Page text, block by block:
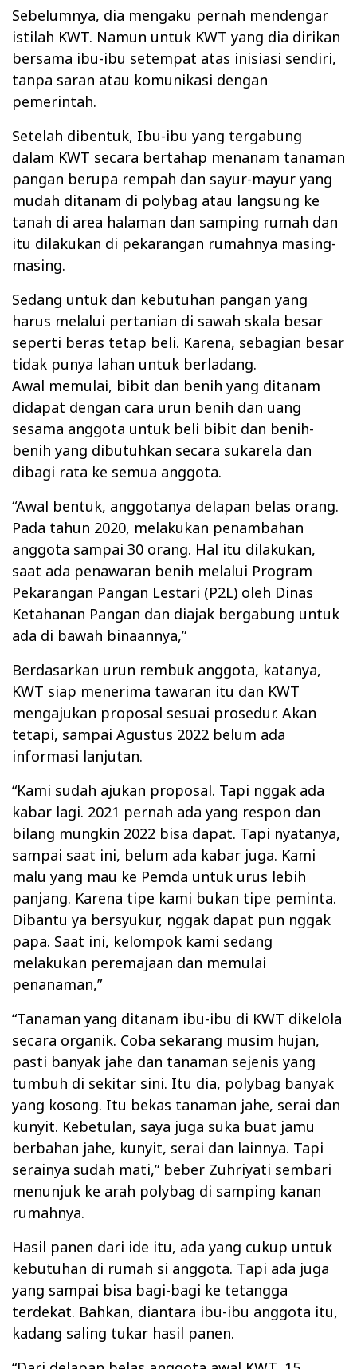
Sebelumnya, dia mengaku pernah mendengar
istilah KWT. Namun untuk KWT yang dia dirikan
bersama ibu-ibu setempat atas inisiasi sendiri,
tanpa saran atau komunikasi dengan
pemerintah.
Setelah dibentuk, Ibu-ibu yang tergabung
dalam KWT secara bertahap menanam tanaman
pangan berupa rempah dan sayur-mayur yang
mudah ditanam di polybag atau langsung ke
tanah di area halaman dan samping rumah dan
itu dilakukan di pekarangan rumahnya masing-
masing.
Sedang untuk dan kebutuhan pangan yang
harus melalui pertanian di sawah skala besar
seperti beras tetap beli. Karena, sebagian besar
tidak punya lahan untuk berladang.
Awal memulai, bibit dan benih yang ditanam
didapat dengan cara urun benih dan uang
sesama anggota untuk beli bibit dan benih-
benih yang dibutuhkan secara sukarela dan
dibagi rata ke semua anggota.
“Awal bentuk, anggotanya delapan belas orang.
Pada tahun 2020, melakukan penambahan
anggota sampai 30 orang. Hal itu dilakukan,
saat ada penawaran benih melalui Program
Pekarangan Pangan Lestari (P2L) oleh Dinas
Ketahanan Pangan dan diajak bergabung untuk
ada di bawah binaannya,”
Berdasarkan urun rembuk anggota, katanya,
KWT siap menerima tawaran itu dan KWT
mengajukan proposal sesuai prosedur. Akan
tetapi, sampai Agustus 2022 belum ada
informasi lanjutan.
“Kami sudah ajukan proposal. Tapi nggak ada
kabar lagi. 2021 pernah ada yang respon dan
bilang mungkin 2022 bisa dapat. Tapi nyatanya,
sampai saat ini, belum ada kabar juga. Kami
malu yang mau ke Pemda untuk urus lebih
panjang. Karena tipe kami bukan tipe peminta.
Dibantu ya bersyukur, nggak dapat pun nggak
papa. Saat ini, kelompok kami sedang
melakukan peremajaan dan memulai
penanaman,”
“Tanaman yang ditanam ibu-ibu di KWT dikelola
secara organik. Coba sekarang musim hujan,
pasti banyak jahe dan tanaman sejenis yang
tumbuh di sekitar sini. Itu dia, polybag banyak
yang kosong. Itu bekas tanaman jahe, serai dan
kunyit. Kebetulan, saya juga suka buat jamu
berbahan jahe, kunyit, serai dan lainnya. Tapi
serainya sudah mati,” beber Zuhriyati sembari
menunjuk ke arah polybag di samping kanan
rumahnya.
Hasil panen dari ide itu, ada yang cukup untuk
kebutuhan di rumah si anggota. Tapi ada juga
yang sampai bisa bagi-bagi ke tetangga
terdekat. Bahkan, diantara ibu-ibu anggota itu,
kadang saling tukar hasil panen.